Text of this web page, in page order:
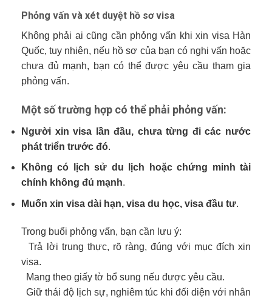
Phỏng vấn và xét duyệt hồ sơ visa
Không phải ai cũng cần phỏng vấn khi xin visa Hàn
Quốc, tuy nhiên, nếu hồ sơ của bạn có nghi vấn hoặc
chưa đủ mạnh, bạn có thể được yêu cầu tham gia
phỏng vấn.
Một số trường hợp có thể phải phỏng vấn:
Người xin visa lần đầu, chưa từng đi các nước
phát triển trước đó.
Không có lịch sử du lịch hoặc chứng minh tài
chính không đủ mạnh.
Muốn xin visa dài hạn, visa du học, visa đầu tư.
Trong buổi phỏng vấn, bạn cần lưu ý:
Trả lời trung thực, rõ ràng, đúng với mục đích xin
visa.
Mang theo giấy tờ bổ sung nếu được yêu cầu.
Giữ thái độ lịch sự, nghiêm túc khi đối diện với nhân